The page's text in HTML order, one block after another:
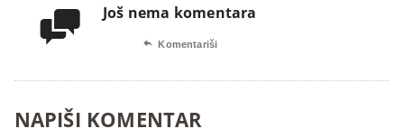
 Još nema komentara
 Komentariši
NAPIŠI KOMENTAR